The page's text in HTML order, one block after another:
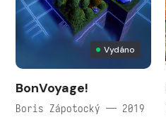
Vydáno
BonVoyage!
Boris Zápotocký — 2019